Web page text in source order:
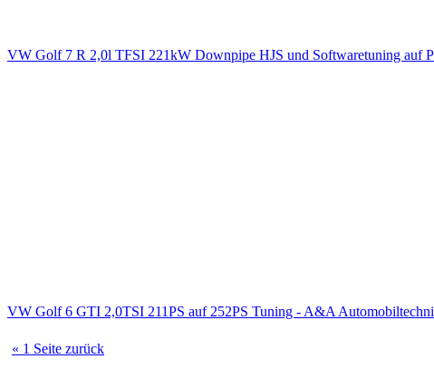
VW Golf 7 R 2,0l TFSI 221kW Downpipe HJS und Softwaretuning auf
VW Golf 6 GTI 2,0TSI 211PS auf 252PS Tuning - A&A
« 1 Seite zurück